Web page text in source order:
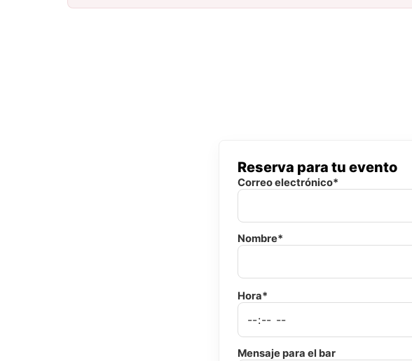
Reserva para tu evento
Correo electrónico*
Nombre*
Hora*
Mensaje para el bar